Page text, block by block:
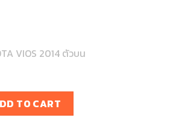
VIOS 2014 ตัวบน
VIOS 2014 ตัวบน quantity
TO CART